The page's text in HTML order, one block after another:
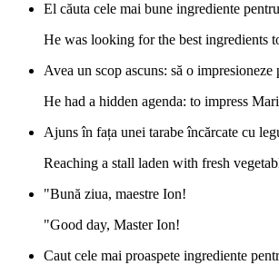
El căuta cele mai bune ingrediente
He was looking for the best ingredients
Avea un scop ascuns: să o
He had a hidden agenda: to impress
Ajuns în fața unei tarabe încărcate cu
Reaching a stall laden with fresh
"Bună ziua, maestre Ion!
"Good day, Master Ion!
Caut cele mai proaspete ingrediente